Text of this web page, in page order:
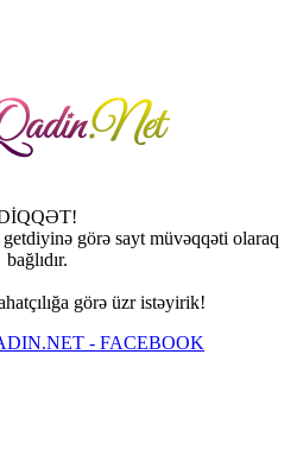
görə sayt müvəqqəti olaraq
bağlıdır.
görə üzr istəyirik!
- FACEBOOK